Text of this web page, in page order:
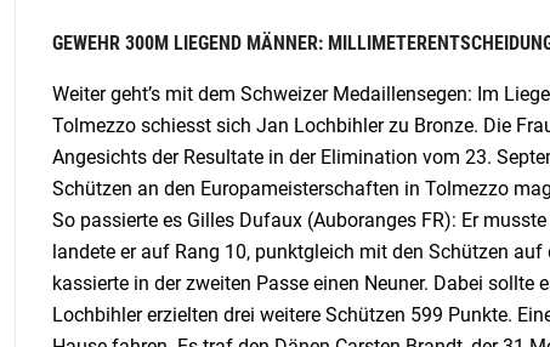
GEWEHR 300M LIEGEND MÄNNER:
Weiter geht’s mit dem Schweizer Medaillensegen: Im
Tolmezzo schiesst sich Jan Lochbihler zu Bronze. Die
Angesichts der Resultate in der Elimination vom 23.
Schützen an den Europameisterschaften in Tolmezzo
So passierte es Gilles Dufaux (Auboranges FR): Er
landete er auf Rang 10, punktgleich mit den Schützen
kassierte in der zweiten Passe einen Neuner. Dabei
Lochbihler erzielten drei weitere Schützen 599 Punkte.